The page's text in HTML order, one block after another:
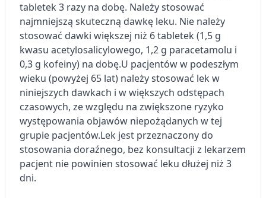
tabletek 3 razy na dobę. Należy stosować
najmniejszą skuteczną dawkę leku. Nie należy
stosować dawki większej niż 6 tabletek (1,5 g
kwasu acetylosalicylowego, 1,2 g paracetamolu i
0,3 g kofeiny) na dobę.U pacjentów w podeszłym
wieku (powyżej 65 lat) należy stosować lek w
niniejszych dawkach i w większych odstępach
czasowych, ze względu na zwiększone ryzyko
występowania objawów niepożądanych w tej
grupie pacjentów.Lek jest przeznaczony do
stosowania doraźnego, bez konsultacji z lekarzem
pacjent nie powinien stosować leku dłużej niż 3
dni.